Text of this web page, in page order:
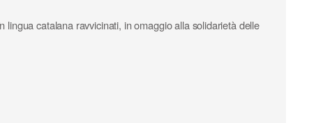
catalana ravvicinati, in omaggio alla solidarietà delle